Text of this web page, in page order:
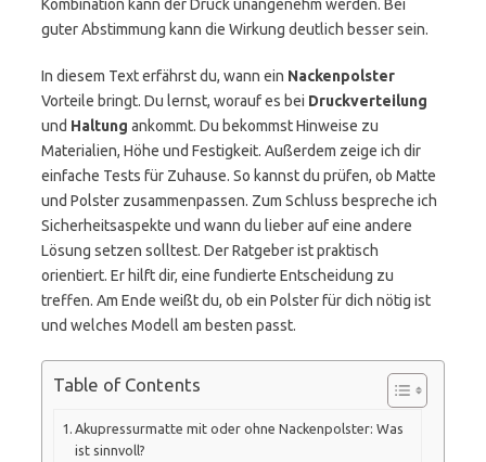
Kombination kann der Druck unangenehm werden. Bei
guter Abstimmung kann die Wirkung deutlich besser sein.
In diesem Text erfährst du, wann ein Nackenpolster
Vorteile bringt. Du lernst, worauf es bei Druckverteilung
und Haltung ankommt. Du bekommst Hinweise zu
Materialien, Höhe und Festigkeit. Außerdem zeige ich dir
einfache Tests für Zuhause. So kannst du prüfen, ob Matte
und Polster zusammenpassen. Zum Schluss bespreche ich
Sicherheitsaspekte und wann du lieber auf eine andere
Lösung setzen solltest. Der Ratgeber ist praktisch
orientiert. Er hilft dir, eine fundierte Entscheidung zu
treffen. Am Ende weißt du, ob ein Polster für dich nötig ist
und welches Modell am besten passt.
Table of Contents
Akupressurmatte mit oder ohne Nackenpolster: Was
ist sinnvoll?